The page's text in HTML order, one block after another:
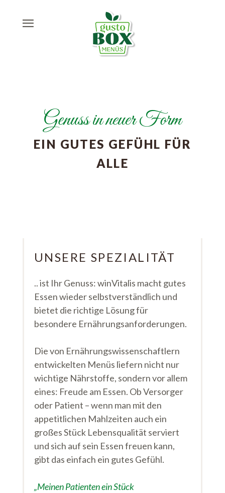
Genuss in neuer Form
EIN GUTES GEFÜHL FÜR
ALLE
UNSERE SPEZIALITÄT
.. ist Ihr Genuss: winVitalis macht gutes
Essen wieder selbstverständlich und
bietet die richtige Lösung für
besondere Ernährungsanforderungen.
Die von Ernährungswissenschaftlern
entwickelten Menüs liefern nicht nur
wichtige Nährstoffe, sondern vor allem
eines: Freude am Essen. Ob Versorger
oder Patient – wenn man mit den
appetitlichen Mahlzeiten auch ein
großes Stück Lebensqualität serviert
und sich auf sein Essen freuen kann,
gibt das einfach ein gutes Gefühl.
„Meinen Patienten ein Stück